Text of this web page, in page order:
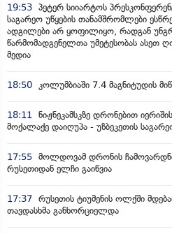
19:53 პეტერ სიიარტოს
საგარეო უწყების თანამშრომლები
ადგილები არ ყოფილიყო, რადგან
წარმომადგენელთა უმეტესობას ასეთ
მედია
18:50 კოლუმბიაში 7.4 მაგნიტუდის
18:11
ნიჟნეკამსკზე დრონებით
მოქალაქე დაიღუპა - უზბეკეთის
17:55 მოლდოვამ დრონის
რუსეთიდან ელჩი გაიწვია
17:37 რუსეთის ტიუმენის ოლქში
თავდასხმა განხორციელდა